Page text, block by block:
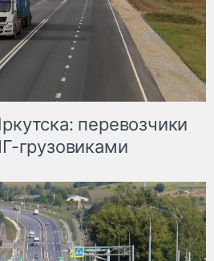
перевозчики
грузовиками